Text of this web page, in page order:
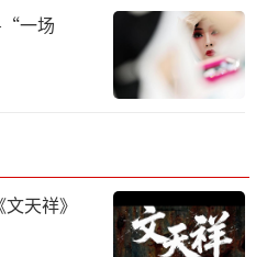
为中国驻澳大利亚大使
水《江山耸翠图》。
驻澳大利亚大使馆、江
门、美国缅因州立大学
。
一场
天祥》